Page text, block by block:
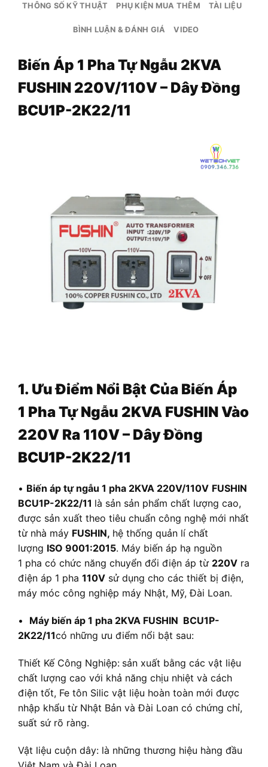
THÔNG SỐ KỸ THUẬT PHỤ KIỆN MUA THÊM TÀI LIỆU
BÌNH LUẬN & ĐÁNH GIÁ VIDEO
Biến Áp 1 Pha Tự Ngẫu 2KVA
FUSHIN 220V/110V – Dây Đồng
BCU1P-2K22/11
1. Ưu Điểm Nổi Bật Của Biến Áp
1 Pha Tự Ngẫu 2KVA FUSHIN Vào
220V Ra 110V – Dây Đồng
BCU1P-2K22/11
• Biến áp tự ngẫu 1 pha 2KVA 220V/110V FUSHIN
BCU1P-2K22/11 là sản sản phẩm chất lượng cao,
được sản xuất theo tiêu chuẩn công nghệ mới nhất
từ nhà máy FUSHIN, hệ thống quản lí chất
lượng ISO 9001:2015. Máy biến áp hạ nguồn
1 pha có chức năng chuyển đổi điện áp từ 220V ra
điện áp 1 pha 110V sử dụng cho các thiết bị điện,
máy móc công nghiệp máy Nhật, Mỹ, Đài Loan.
• Máy biến áp 1 pha 2KVA FUSHIN BCU1P-
2K22/11có những ưu điểm nổi bật sau:
Thiết Kế Công Nghiệp: sản xuất bằng các vật liệu
chất lượng cao với khả năng chịu nhiệt và cách
điện tốt, Fe tôn Silic vật liệu hoàn toàn mới được
nhập khẩu từ Nhật Bản và Đài Loan có chứng chỉ,
suất sứ rõ ràng.
Vật liệu cuộn dây: là những thương hiệu hàng đầu